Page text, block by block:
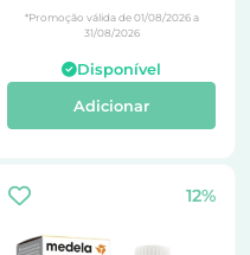
*Promoção válida de 01/08/2026 a
31/08/2026
Disponível
Adicionar
12%